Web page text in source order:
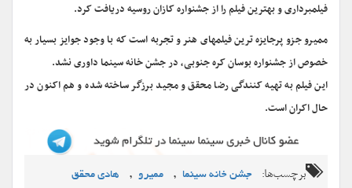
فیلمبرداری و بهترین فیلم را از جشنواره کازان روسیه دریافت کرد.
ممیرو جزو پرجایزه ترین فیلمهای هنر و تجربه است که با وجود جوایز بسیار به
خصوص از جشنواره بوسان کره جنوبی، در جشن خانه سینما داوری نشد.
این فیلم به تهیه کنندگی رضا محقق و مجید برزگر ساخته شده و هم اکنون در
حال اکران است.
برچسب‌ها: جشن خانه سینما , ممیرو , هادی محقق